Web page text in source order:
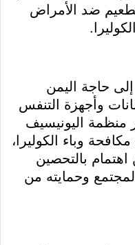
ضد الأمراض
حاجة اليمن
وأجهزة التنفس
منظمة اليونيسيف
وباء الكوليرا،
اهتمام بالتحصين
وحمايته من